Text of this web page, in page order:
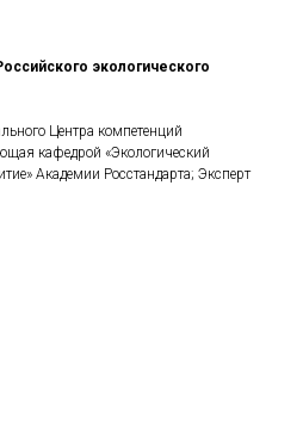
экологического
Центра компетенций
кафедрой «Экологический
Академии Росстандарта; Эксперт